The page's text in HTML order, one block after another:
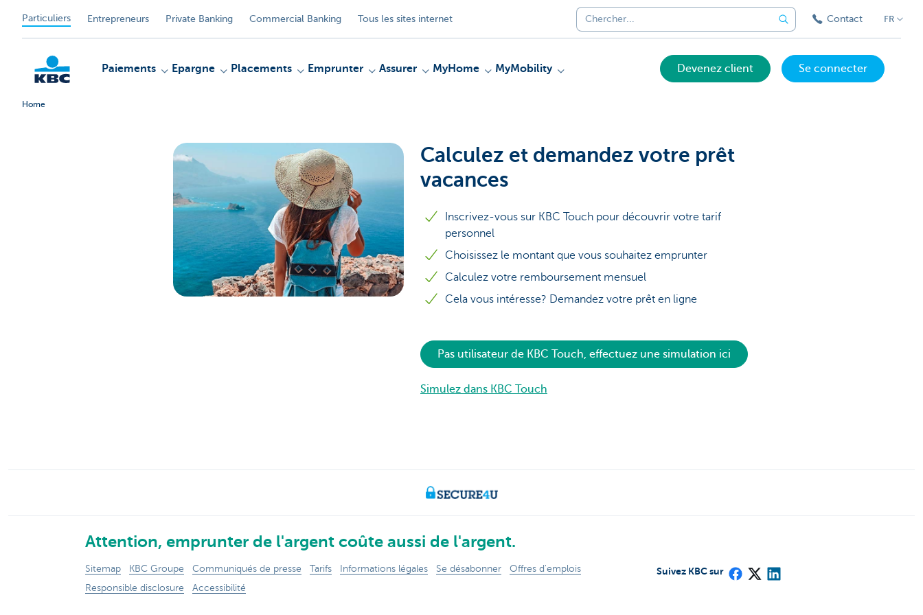
Particuliers Entrepreneurs Private Banking Commercial Banking Tous les sites internet Contact FR
Paiements Epargne Placements Emprunter Assurer MyHome MyMobility Devenez client Se connecter
Home
Calculez et demandez votre prêt
vacances
Inscrivez-vous sur KBC Touch pour découvrir votre tarif
personnel
Choisissez le montant que vous souhaitez emprunter
Calculez votre remboursement mensuel
Cela vous intéresse? Demandez votre prêt en ligne
Pas utilisateur de KBC Touch, effectuez une simulation ici
Simulez dans KBC Touch
Attention, emprunter de l'argent coûte aussi de l'argent.
Sitemap KBC Groupe Communiqués de presse Tarifs Informations légales Se désabonner
Offres d'emplois
Responsible disclosure
Accessibilité
Suivez KBC sur